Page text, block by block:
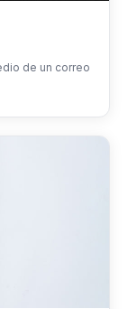
de un correo